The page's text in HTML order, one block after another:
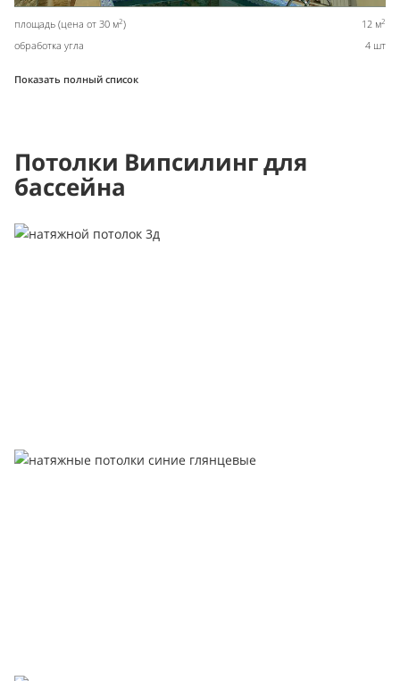
площадь (цена от 30 м2) 12 м2
обработка угла 4 шт
Показать полный список
Потолки Випсилинг для
бассейна